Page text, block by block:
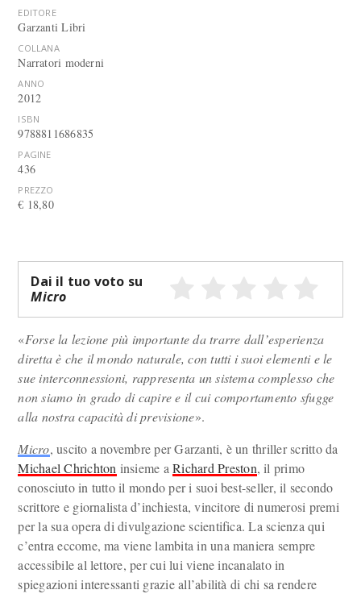
EDITORE
Garzanti Libri
COLLANA
Narratori moderni
ANNO
2012
ISBN
9788811686835
PAGINE
436
PREZZO
€ 18,80
Dai il tuo voto su
Micro
«Forse la lezione più importante da trarre dall’esperienza
diretta è che il mondo naturale, con tutti i suoi elementi e le
sue interconnessioni, rappresenta un sistema complesso che
non siamo in grado di capire e il cui comportamento sfugge
alla nostra capacità di previsione».
Micro, uscito a novembre per Garzanti, è un thriller scritto da
Michael Chrichton insieme aRichard Preston, il primo
conosciuto in tutto il mondo per i suoi best-seller, il secondo
scrittore e giornalista d’inchiesta, vincitore di numerosi premi
per la sua opera di divulgazione scientifica. La scienza qui
c’entra eccome, ma viene lambita in una maniera sempre
accessibile al lettore, per cui lui viene incanalato in
spiegazioni interessanti grazie all’abilità di chi sa rendere